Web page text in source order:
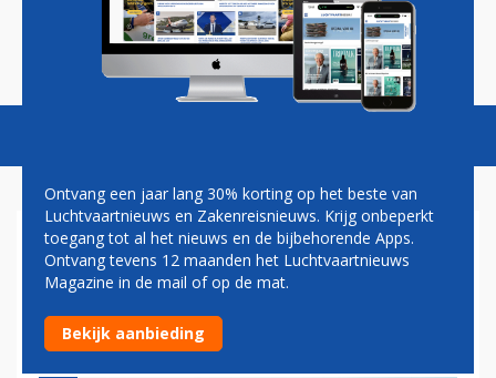
Magazine Podcasts Vacatures
SAS BREIDT
WINTERDIENSTREGELING UIT
MET ZES BESTEMMINGEN
Ontvang een jaar lang 30% korting op het beste van
Luchtvaartnieuws en Zakenreisnieuws. Krijg onbeperkt
toegang tot al het nieuws en de bijbehorende Apps.
Ontvang tevens 12 maanden het Luchtvaartnieuws
Magazine in de mail of op de mat.
Bekijk aanbieding